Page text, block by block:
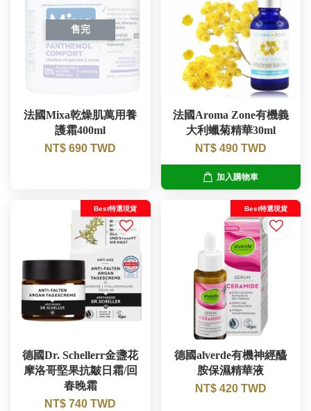
售完
法國Mixa乾燥肌萬用養
護霜400ml
NT$ 690 TWD
法國Aroma Zone有機義
大利蠟菊精華30ml
NT$ 490 TWD
加入購物車
Best特選現貨
德國Dr. Schellerr金盞花
摩洛哥堅果抗皺日霜/回
春晚霜
NT$ 740 TWD
Best特選現貨
德國alverde有機神經醯
胺保濕精華液
NT$ 420 TWD